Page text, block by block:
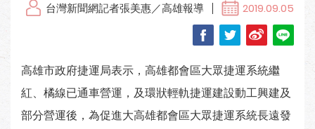
台灣新聞網記者張美惠／高雄報導 2019.09.05
高雄市政府捷運局表示，高雄都會區大眾捷運系統繼
紅、橘線已通車營運，及環狀輕軌捷運建設動工興建及
部分營運後，為促進大高雄都會區大眾捷運系統長遠發